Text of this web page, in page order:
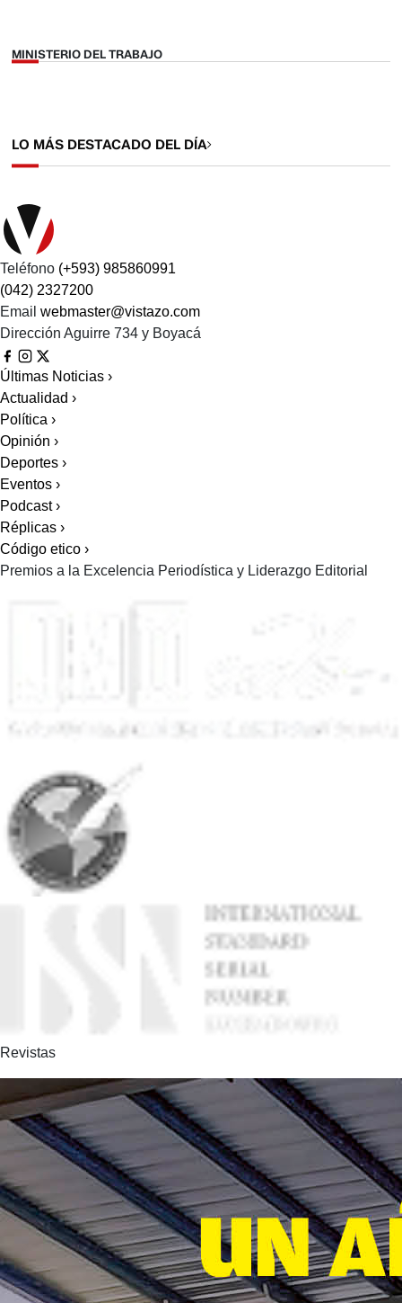
MINISTERIO DEL TRABAJO
LO MÁS DESTACADO DEL DÍA
Teléfono (+593) 985860991
(042) 2327200
Email webmaster@vistazo.com
Dirección Aguirre 734 y Boyacá
Últimas Noticias ›
Actualidad ›
Política ›
Opinión ›
Deportes ›
Eventos ›
Podcast ›
Réplicas ›
Código etico ›
Premios a la Excelencia Periodística y Liderazgo Editorial
Revistas